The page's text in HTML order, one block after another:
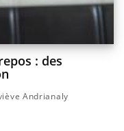
: des
Andrianaly